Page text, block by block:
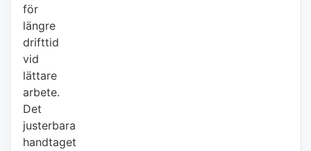
för
längre
drifttid
vid
lättare
arbete.
Det
justerbara
handtaget